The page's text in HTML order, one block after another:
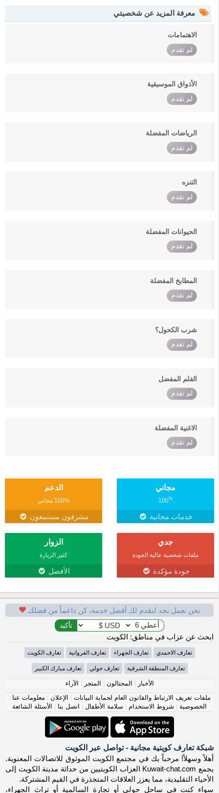
معرفة المزيد عن شخصيتي
الاهتمامات
لم تقدم
الأذواق الموسيقية
لم تقدم
الرياضات المفضلة
لم تقدم
التنزه
لم تقدم
الحيوانات المفضلة
لم تقدم
المطابخ المفضلة
لم تقدم
شرب الكحول؟
لم تقدم
الفلم المفضل
لم تقدم
الاغنية المفضلة
لم تقدم
مجاني
100%
خدمات مجانية
الدعم
100% مجاني
مشرفون مستمعون
جدي
ملفات شخصية عالية الجودة
جودة مؤكدة
الزوار
كثير الزيارة
الأفضل
نحن نعمل بجد لنقدم لك أفضل خدمة، كن داعماً من فضلك
ابحث عن عزاب في مناطق: الكويت
تعارف الاحمدي تعارف الجهراء تعارف الفروانية تعارف الكويت
تعارف المنطقة الشرقية تعارف حولي تعارف مبارك الكبير
الأخبار | المحتالون | المتجر | الآراء
ملفات تعريف الارتباط والقانون العام لحماية البيانات | الإعلان | معلومات عنا |
الخصوصية | شروط الاستخدام | سلامة الأطفال | اتصل بنا | الأسئلة الشائعة
شبكة تعارف كويتية مجانية - تواصل عبر الكويت
أهلاً وسهلاً! مرحباً بك في مجتمع الكويت الموثوق للاتصالات المعنوية.
يجمع Kuwait-chat.com العزاب الكويتيين من حداثة مدينة الكويت إلى
الأحياء التقليدية، مما يعزز العلاقات المتجذرة في القيم المشتركة.
سواء كنت في ساحل حولي أو تجارة السالمية أو تراث الجهراء،